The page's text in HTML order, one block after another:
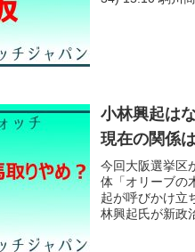
小林興起は
現在の関係
今回大阪選挙区
体「オリーブの
起が呼びかけ立
林興起氏が新政